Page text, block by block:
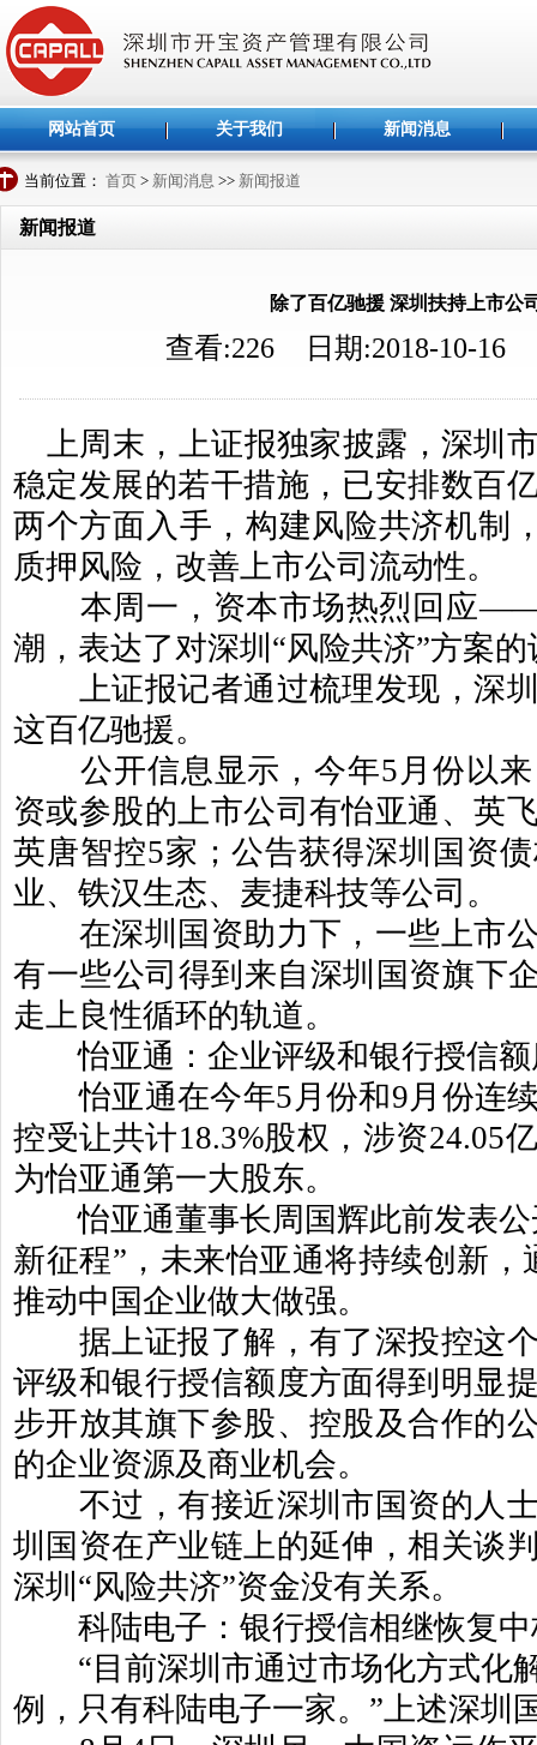
网站首页 关于我们 新闻消息
当前位置： 首页 > 新闻消息 >> 新闻报道
新闻报道
除了百亿驰援 深圳扶持上市公
查看:226 日期:2018-10-16
上周末，上证报独家披露，深圳
稳定发展的若干措施，已安排数百
两个方面入手，构建风险共济机制
质押风险，改善上市公司流动性。
本周一，资本市场热烈回应
潮，表达了对深圳 “风险共济”方案的
上证报记者通过梳理发现，深圳
这百亿驰援。
公开信息显示，今年5 月份以
资或参股的上市公司有怡亚通、英
英唐智控5家；公告获得深圳国资
业、铁汉生态、麦捷科技等公司。
在深圳国资助力下，一些上市公
有一些公司得到来自深圳国资旗下
走上良性循环的轨道。
怡亚通：企业评级和银行授信额
怡亚通在今年5 月份和9月份连
控受让共计18.3%股权，涉资24.05
为怡亚通第一大股东。
怡亚通董事长周国辉此前发表公
新征程” ，未来怡亚通将持续创新，
推动中国企业做大做强。
据上证报了解，有了深投控这个
评级和银行授信额度方面得到明显
步开放其旗下参股、控股及合作的
的企业资源及商业机会。
不过，有接近深圳市国资的人士
圳国资在产业链上的延伸，相关谈
深圳 “风险共济”资金没有关系。
科陆电子：银行授信相继恢复中
“ 目前深圳市通过市场化方式化
例，只有科陆电子一家。 ”上述深圳